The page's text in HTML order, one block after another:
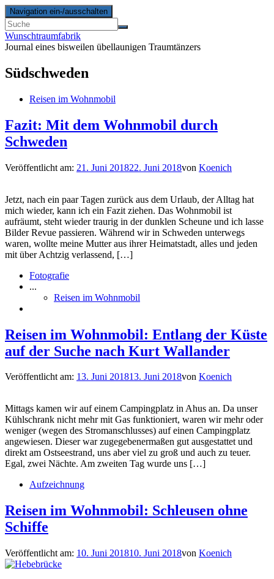
Navigation ein-/ausschalten
Wunschtraumfabrik
Journal eines bisweilen übellaunigen Traumtänzers
Südschweden
Reisen im Wohnmobil
Fazit: Mit dem Wohnmobil durch
Schweden
Veröffentlicht am: 21. Juni 201822. Juni 2018von Koenich
Jetzt, nach ein paar Tagen zurück aus dem Urlaub, der Alltag hat
mich wieder, kann ich ein Fazit ziehen. Das Wohnmobil ist
aufräumt, steht wieder traurig in der dunklen Scheune und ich lasse
Bilder Revue passieren. Während wir in Schweden unterwegs
waren, wollte meine Mutter aus ihrer Heimatstadt, alles und jeden
mit über Achtzig verlassend, […]
Fotografie
...
Reisen im Wohnmobil
Reisen im Wohnmobil: Entlang der Küste
auf der Suche nach Kurt Wallander
Veröffentlicht am: 13. Juni 201813. Juni 2018von Koenich
Mittags kamen wir auf einem Campingplatz in Ahus an. Da unser
Kühlschrank nicht mehr mit Gas funktioniert, waren wir mehr oder
weniger (wegen des Stromanschlusses) auf einen Campingplatz
angewiesen. Dieser war zugegebenermaßen gut ausgestattet und
direkt am Ostseestrand, uns aber viel zu groß und auch zu teuer.
Egal, zwei Nächte. Am zweiten Tag wurde uns […]
Aufzeichnung
Reisen im Wohnmobil: Schleusen ohne
Schiffe
Veröffentlicht am: 10. Juni 201810. Juni 2018von Koenich